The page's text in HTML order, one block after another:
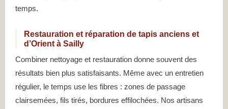
temps.
Restauration et réparation de tapis anciens et
d’Orient à Sailly
Combiner nettoyage et restauration donne souvent des
résultats bien plus satisfaisants. Même avec un entretien
régulier, le temps use les fibres : zones de passage
clairsemées, fils tirés, bordures effilochées. Nos artisans